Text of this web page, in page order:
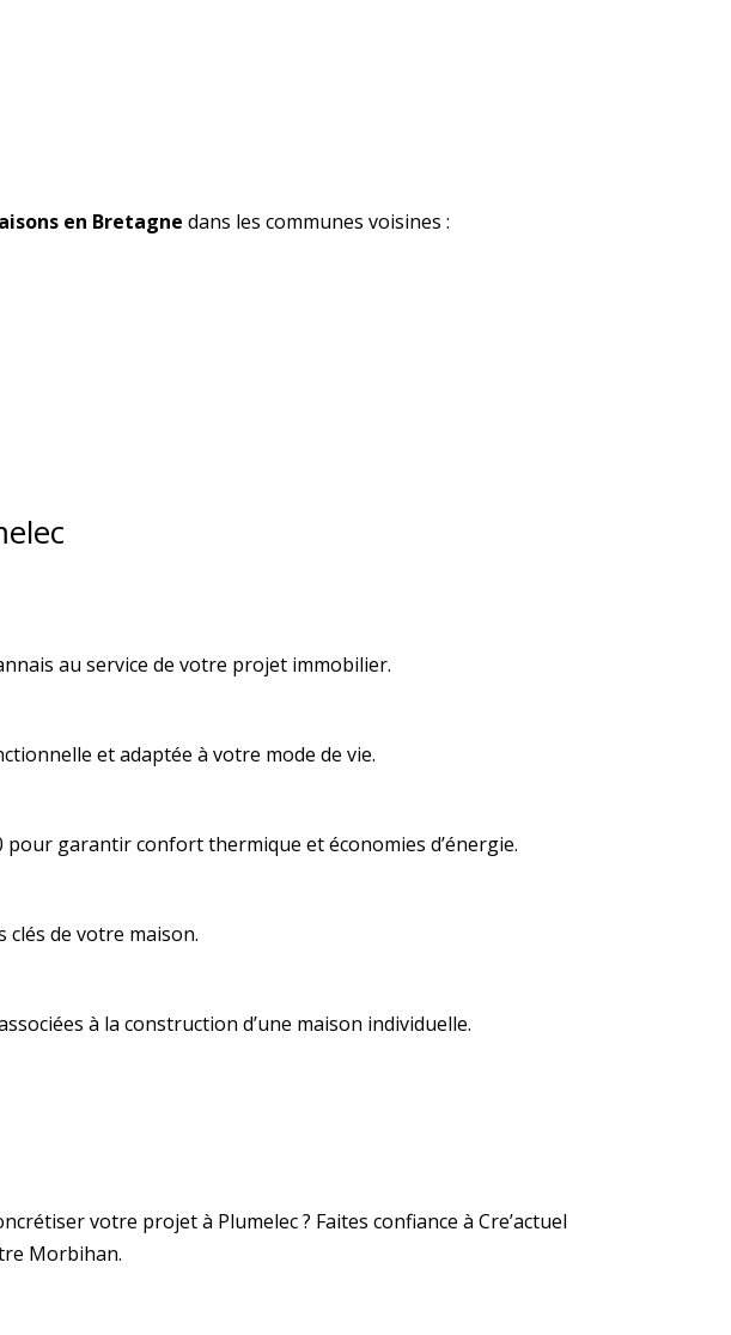
en Bretagne dans les communes voisines :
au service de votre projet immobilier.
et adaptée à votre mode de vie.
garantir confort thermique et économies d’énergie.
clés de votre maison.
à la construction d’une maison individuelle.
votre projet à Plumelec ? Faites confiance à Cre’actuel
Morbihan.